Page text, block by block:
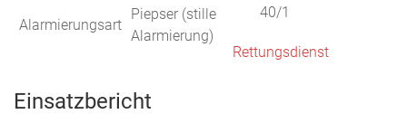
Alarmierungsart
Piepser (stille
Alarmierung)
40/1
Rettungsdienst
Einsatzbericht